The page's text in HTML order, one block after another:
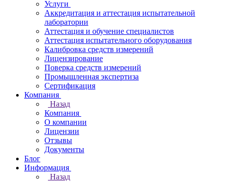
Услуги
Аккредитация и аттестация испытательной
лаборатории
Аттестация и обучение специалистов
Аттестация испытательного оборудования
Калибровка средств измерений
Лицензирование
Поверка средств измерений
Промышленная экспертиза
Сертификация
Компания
Назад
Компания
О компании
Лицензии
Отзывы
Документы
Блог
Информация
Назад